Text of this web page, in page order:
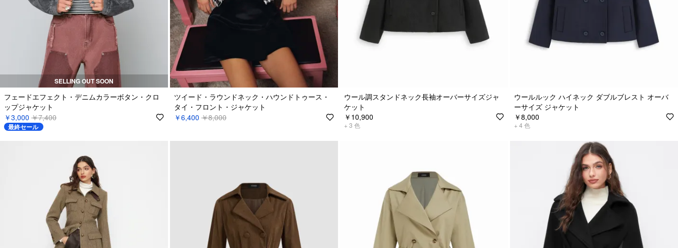
SELLING OUT SOON
フェードエフェクト・デニムカラーボタン・クロ
ップジャケット
￥3,000 ￥7,400
最終セール
ツイード・ラウンドネック・ハウンドトゥース・
タイ・フロント・ジャケット
￥6,400 ￥8,000
ウール調スタンドネック長袖オーバーサイズジャ
ケット
￥10,900
+ 3 色
ウールルック ハイネック ダブルブレスト オーバ
ーサイズ ジャケット
￥8,000
+ 4 色